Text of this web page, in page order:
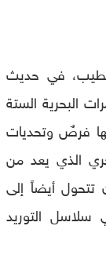
في حديث
البحرية الستة
فرصٌ وتحديات
الذي يعد من
تتحول أيضاً إلى
التوريد